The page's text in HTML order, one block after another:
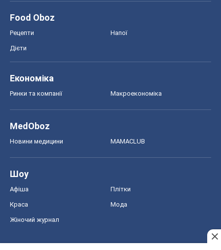
Food Oboz
Рецепти Напої
Дієти
Економіка
Ринки та компанії Макроекономіка
MedOboz
Новини медицини MAMACLUB
Шоу
Афіша Плітки
Краса Мода
Жіночий журнал